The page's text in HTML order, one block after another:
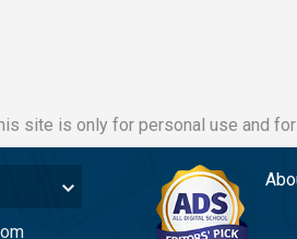
site is only for personal use and